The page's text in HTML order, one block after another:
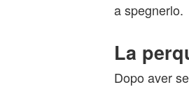
a spegnerlo.
La
Dopo aver